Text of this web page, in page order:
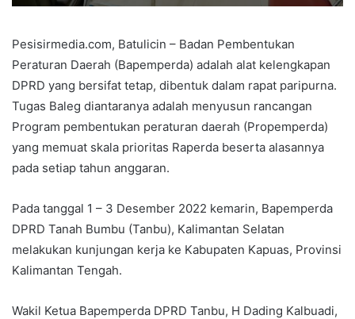
Pesisirmedia.com, Batulicin – Badan Pembentukan
Peraturan Daerah (Bapemperda) adalah alat kelengkapan
DPRD yang bersifat tetap, dibentuk dalam rapat paripurna.
Tugas Baleg diantaranya adalah menyusun rancangan
Program pembentukan peraturan daerah (Propemperda)
yang memuat skala prioritas Raperda beserta alasannya
pada setiap tahun anggaran.
Pada tanggal 1 – 3 Desember 2022 kemarin, Bapemperda
DPRD Tanah Bumbu (Tanbu), Kalimantan Selatan
melakukan kunjungan kerja ke Kabupaten Kapuas, Provinsi
Kalimantan Tengah.
Wakil Ketua Bapemperda DPRD Tanbu, H Dading Kalbuadi,